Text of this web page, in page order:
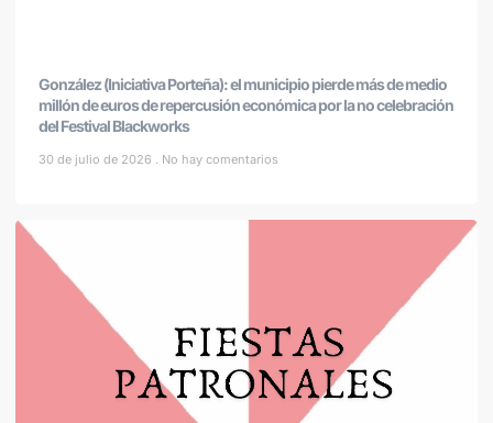
González (Iniciativa Porteña): el municipio pierde más de medio
millón de euros de repercusión económica por la no celebración
del Festival Blackworks
30 de julio de 2026 No hay comentarios